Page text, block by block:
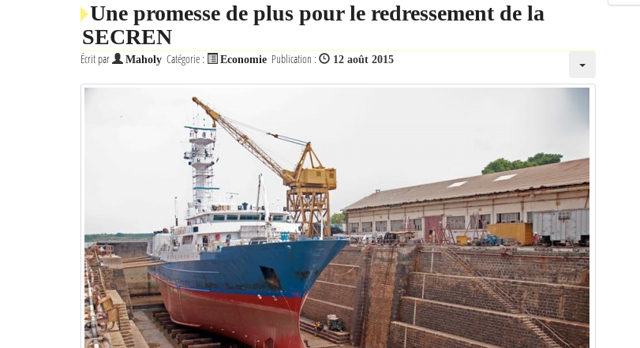
Une promesse de plus pour le redressement de la
SECREN
Écrit par Maholy Catégorie : Economie Publication : 12 août 2015